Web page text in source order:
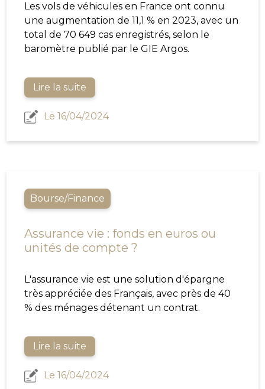
Les vols de véhicules en France ont connu
une augmentation de 11,1 % en 2023, avec un
total de 70 649 cas enregistrés, selon le
baromètre publié par le GIE Argos.
Lire la suite
Le 16/04/2024
Bourse/Finance
Assurance vie : fonds en euros ou
unités de compte ?
L'assurance vie est une solution d'épargne
très appréciée des Français, avec près de 40
% des ménages détenant un contrat.
Lire la suite
Le 16/04/2024